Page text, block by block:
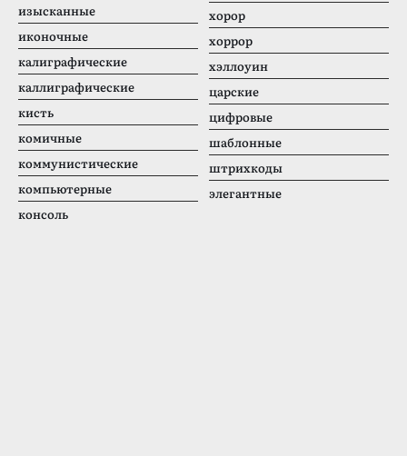
изысканные
иконочные
калиграфические
каллиграфические
кисть
комичные
коммунистические
компьютерные
консоль
хорор
хоррор
хэллоуин
царские
цифровые
шаблонные
штрихкоды
элегантные